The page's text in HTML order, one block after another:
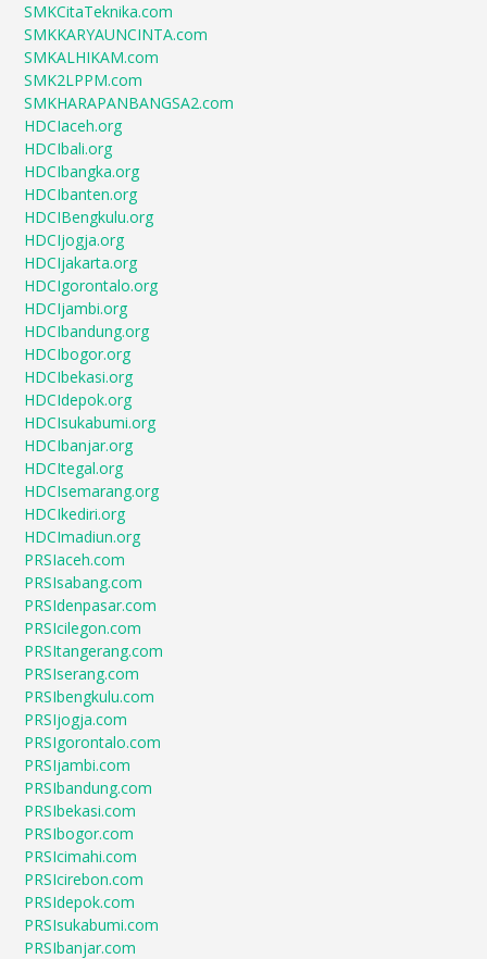
SMKCitaTeknika.com
SMKKARYAUNCINTA.com
SMKALHIKAM.com
SMK2LPPM.com
SMKHARAPANBANGSA2.com
HDCIaceh.org
HDCIbali.org
HDCIbangka.org
HDCIbanten.org
HDCIBengkulu.org
HDCIjogja.org
HDCIjakarta.org
HDCIgorontalo.org
HDCIjambi.org
HDCIbandung.org
HDCIbogor.org
HDCIbekasi.org
HDCIdepok.org
HDCIsukabumi.org
HDCIbanjar.org
HDCItegal.org
HDCIsemarang.org
HDCIkediri.org
HDCImadiun.org
PRSIaceh.com
PRSIsabang.com
PRSIdenpasar.com
PRSIcilegon.com
PRSItangerang.com
PRSIserang.com
PRSIbengkulu.com
PRSIjogja.com
PRSIgorontalo.com
PRSIjambi.com
PRSIbandung.com
PRSIbekasi.com
PRSIbogor.com
PRSIcimahi.com
PRSIcirebon.com
PRSIdepok.com
PRSIsukabumi.com
PRSIbanjar.com